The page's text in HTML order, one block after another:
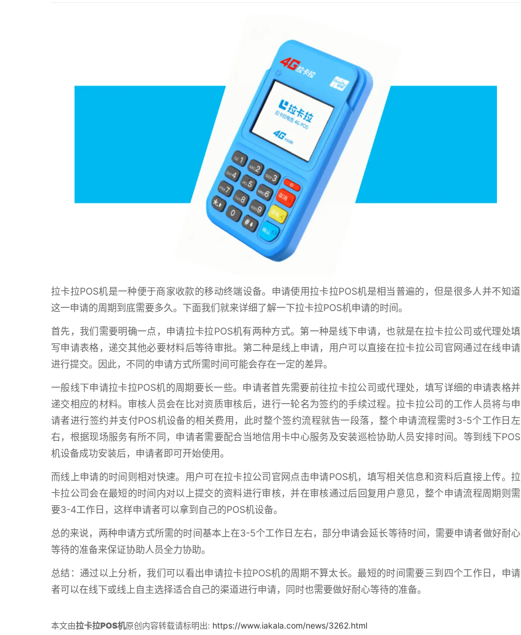
拉卡拉POS机是一种便于商家收款的移动终端设备。申请使用拉卡拉POS机是相当普遍的，但是很多人并不知道
这一申请的周期到底需要多久。下面我们就来详细了解一下拉卡拉POS机申请的时间。
首先，我们需要明确一点，申请拉卡拉POS机有两种方式。第一种是线下申请，也就是在拉卡拉公司或代理处填
写申请表格，递交其他必要材料后等待审批。第二种是线上申请，用户可以直接在拉卡拉公司官网通过在线申请
进行提交。因此，不同的申请方式所需时间可能会存在一定的差异。
一般线下申请拉卡拉POS机的周期要长一些。申请者首先需要前往拉卡拉公司或代理处，填写详细的申请表格并
递交相应的材料。审核人员会在比对资质审核后，进行一轮名为签约的手续过程。拉卡拉公司的工作人员将与申
请者进行签约并支付POS机设备的相关费用，此时整个签约流程就告一段落，整个申请流程需时3-5个工作日左
右，根据现场服务有所不同，申请者需要配合当地信用卡中心服务及安装巡检协助人员安排时间。等到线下POS
机设备成功安装后，申请者即可开始使用。
而线上申请的时间则相对快速。用户可在拉卡拉公司官网点击申请POS机，填写相关信息和资料后直接上传。拉
卡拉公司会在最短的时间内对以上提交的资料进行审核，并在审核通过后回复用户意见，整个申请流程周期则需
要3-4工作日，这样申请者可以拿到自己的POS机设备。
总的来说，两种申请方式所需的时间基本上在3-5个工作日左右，部分申请会延长等待时间，需要申请者做好耐心
等待的准备来保证协助人员全力协助。
总结：通过以上分析，我们可以看出申请拉卡拉POS机的周期不算太长。最短的时间需要三到四个工作日，申请
者可以在线下或线上自主选择适合自己的渠道进行申请，同时也需要做好耐心等待的准备。
本文由拉卡拉POS机原创内容转载请标明出: https://www.iakala.com/news/3262.html